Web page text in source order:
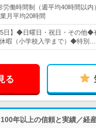
労働時間制（週平均40時間以内
月平均20時間
日】◆日曜日・祝日・その他
暇（小学校入学まで）◆特別…
る
年以上の信頼と実績／経